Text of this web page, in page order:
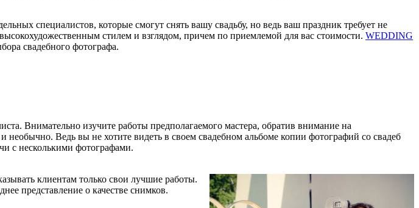
специалистов, которые смогут снять вашу свадьбу, но ведь ваш праздник требует не
стилем и взглядом, причем по приемлемой для вас стоимости. WEDDING
свадебного фотографа.
Внимательно изучите работы предполагаемого мастера, обратив внимание на
Ведь вы не хотите видеть в своем свадебном альбоме копии фотографий со свадеб
с несколькими фотографами.
клиентам только свои лучшие работы.
представление о качестве снимков.